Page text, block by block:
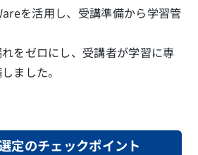
を活用し、受講準備から学習管
れをゼロにし、受講者が学習に専
ました。
定のチェックポイント